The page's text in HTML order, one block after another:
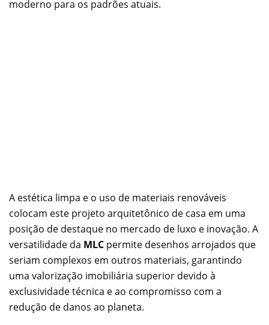
moderno para os padrões atuais.
A estética limpa e o uso de materiais renováveis
colocam este projeto arquitetônico de casa em uma
posição de destaque no mercado de luxo e inovação. A
versatilidade da MLC permite desenhos arrojados que
seriam complexos em outros materiais, garantindo
uma valorização imobiliária superior devido à
exclusividade técnica e ao compromisso com a
redução de danos ao planeta.